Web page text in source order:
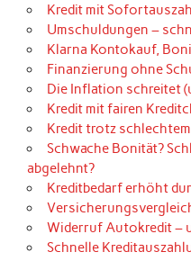
Kredit mit
Umschuldungen –
Klarna Kontokauf,
Finanzierung ohne
Die Inflation schreitet
Kredit mit fairen
Kredit trotz
Schwache Bonität?
abgelehnt?
Kreditbedarf erhöht
Widerruf Autokredit –
Schnelle